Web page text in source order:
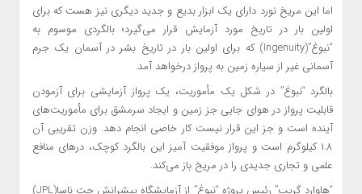
اما این مریخ نورد دارای یک ابزار بدیع و جدید دیگری نیز هست که برای
اولین بار در تاریخ مورد آزمایش قرار می‌گیرد؛ بالگردی موسوم به
“نبوغ”(Ingenuity) که برای اولین بار در تاریخ بشر در آسمان یک جرم
آسمانی غیر از سیاره زمین به پرواز درخواهد آمد.
بالگرد “نبوغ” در شکل یک مأموریت، یک پرواز آزمایشی برای آزمودن
قابلیت پرواز در هوای جایی جز زمین و ایجاد سرمشق برای مأموریت‌های
آینده است و جز این قرار نیست کار خاصی انجام دهد. وزن تقریبی آن
۱.۸ کیلوگرم است و پرواز موفقیت آمیز این بالگرد کوچک، درهای منافع
علمی و تجاری جدیدی را در مریخ باز می‌کند.
“هاوارد گریپ” رئیس پروژه “نبوغ” از آزمایشگاه پیشرانش جت ناسا(JPL)